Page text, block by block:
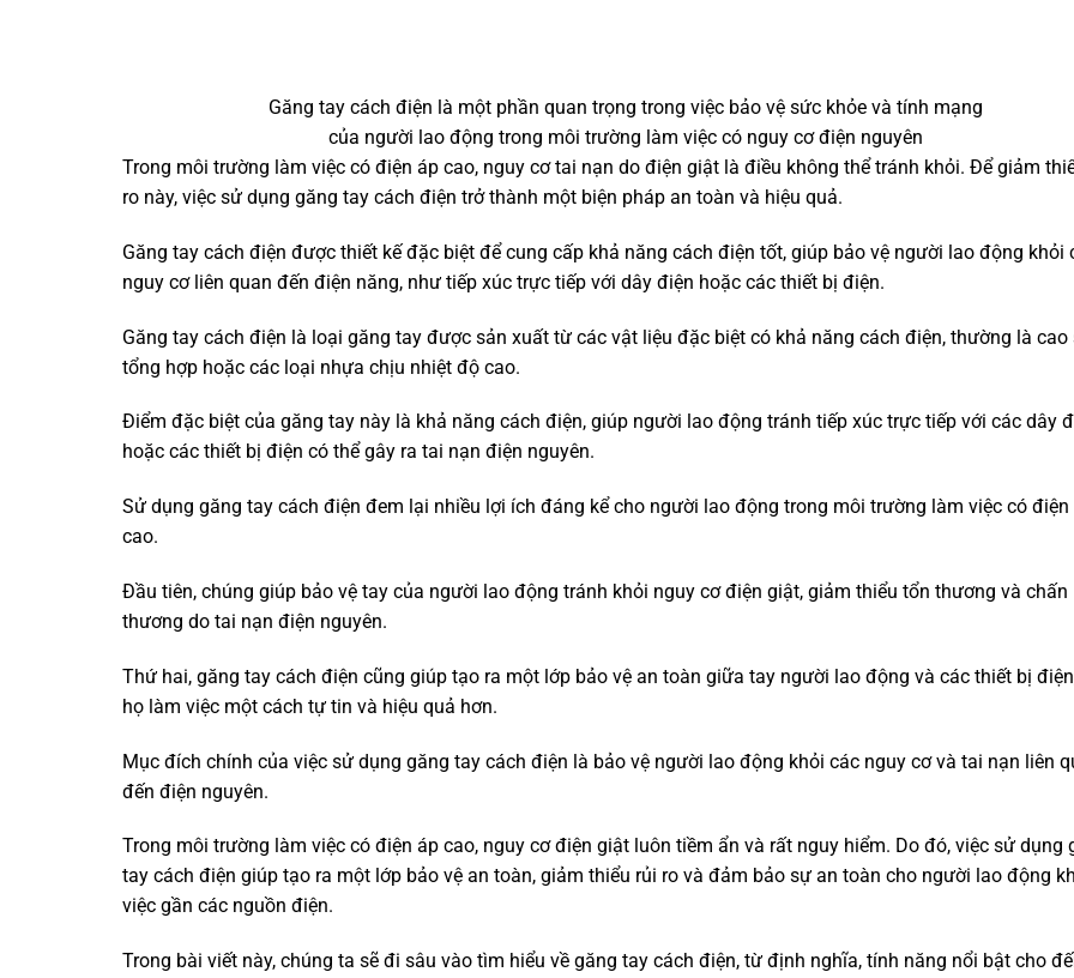
Găng tay cách điện là một phần quan trọng trong việc bảo vệ sức khỏe và tính mạng
của người lao động trong môi trường làm việc có nguy cơ điện nguyên
Trong môi trường làm việc có điện áp cao, nguy cơ tai nạn do điện giật là điều không thể tránh khỏi. Để giảm
ro này, việc sử dụng găng tay cách điện trở thành một biện pháp an toàn và hiệu quả.
Găng tay cách điện được thiết kế đặc biệt để cung cấp khả năng cách điện tốt, giúp bảo vệ người lao động khỏi
nguy cơ liên quan đến điện năng, như tiếp xúc trực tiếp với dây điện hoặc các thiết bị điện.
Găng tay cách điện là loại găng tay được sản xuất từ các vật liệu đặc biệt có khả năng cách điện, thường là cao
tổng hợp hoặc các loại nhựa chịu nhiệt độ cao.
Điểm đặc biệt của găng tay này là khả năng cách điện, giúp người lao động tránh tiếp xúc trực tiếp với các dây
hoặc các thiết bị điện có thể gây ra tai nạn điện nguyên.
Sử dụng găng tay cách điện đem lại nhiều lợi ích đáng kể cho người lao động trong môi trường làm việc có điện
cao.
Đầu tiên, chúng giúp bảo vệ tay của người lao động tránh khỏi nguy cơ điện giật, giảm thiểu tổn thương và chấn
thương do tai nạn điện nguyên.
Thứ hai, găng tay cách điện cũng giúp tạo ra một lớp bảo vệ an toàn giữa tay người lao động và các thiết bị
họ làm việc một cách tự tin và hiệu quả hơn.
Mục đích chính của việc sử dụng găng tay cách điện là bảo vệ người lao động khỏi các nguy cơ và tai nạn liên
đến điện nguyên.
Trong môi trường làm việc có điện áp cao, nguy cơ điện giật luôn tiềm ẩn và rất nguy hiểm. Do đó, việc sử dụng
tay cách điện giúp tạo ra một lớp bảo vệ an toàn, giảm thiểu rủi ro và đảm bảo sự an toàn cho người lao động
việc gần các nguồn điện.
Trong bài viết này, chúng ta sẽ đi sâu vào tìm hiểu về găng tay cách điện, từ định nghĩa, tính năng nổi bật cho